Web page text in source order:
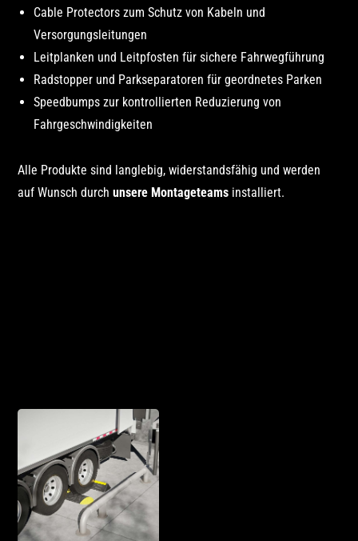
Cable Protectors zum Schutz von Kabeln und
Versorgungsleitungen
Leitplanken und Leitpfosten für sichere Fahrwegführung
Radstopper und Parkseparatoren für geordnetes Parken
Speedbumps zur kontrollierten Reduzierung von
Fahrgeschwindigkeiten
Alle Produkte sind langlebig, widerstandsfähig und werden
auf Wunsch durchunsere Montageteams installiert.